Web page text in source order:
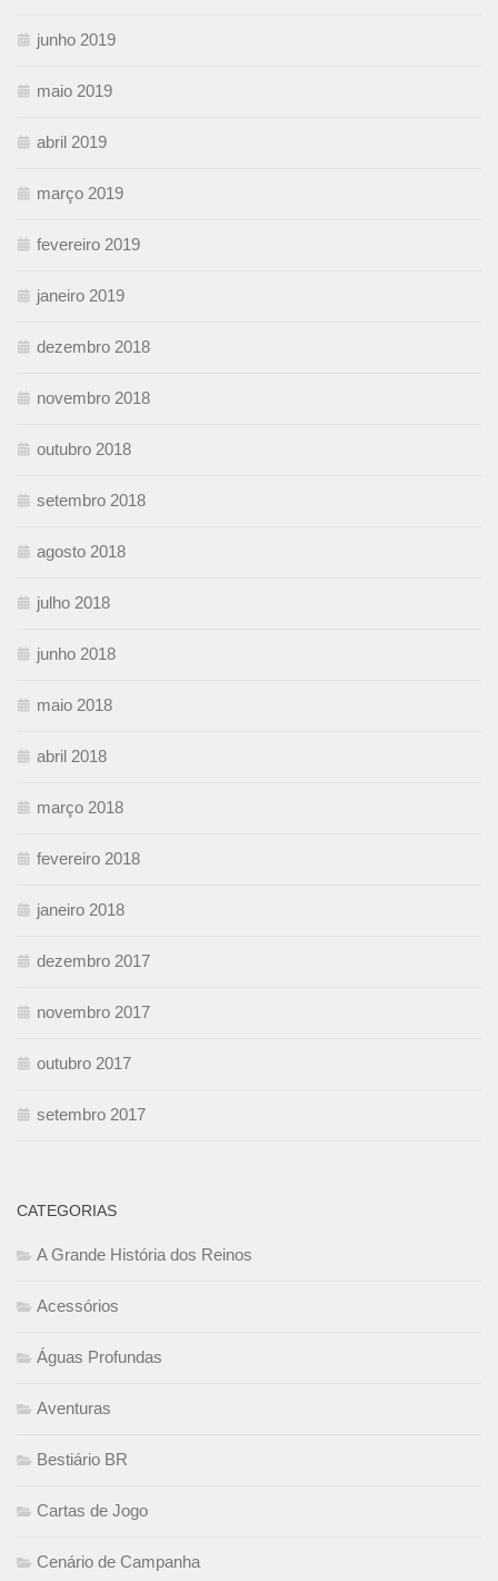
junho 2019
maio 2019
abril 2019
março 2019
fevereiro 2019
janeiro 2019
dezembro 2018
novembro 2018
outubro 2018
setembro 2018
agosto 2018
julho 2018
junho 2018
maio 2018
abril 2018
março 2018
fevereiro 2018
janeiro 2018
dezembro 2017
novembro 2017
outubro 2017
setembro 2017
CATEGORIAS
A Grande História dos Reinos
Acessórios
Águas Profundas
Aventuras
Bestiário BR
Cartas de Jogo
Cenário de Campanha